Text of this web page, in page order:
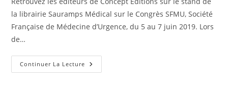
la librairie Sauramps Médical sur le Congrès SFMU, Société
Française de Médecine d’Urgence, du 5 au 7 juin 2019. Lors
de…
Continuer La Lecture Congrès
SFMU